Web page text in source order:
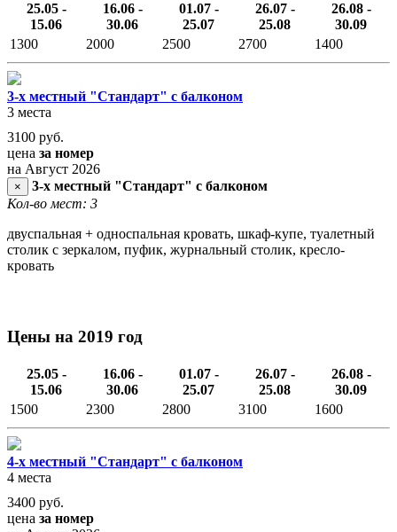
25.05 -
15.06
16.06 -
30.06
01.07 -
25.07
26.07 -
25.08
26.08 -
30.09
1300
2000 2500 2700 1400
3-х местный "Стандарт" с балконом
3 места
3100 руб.
цена за номер
на Август 2026
×
3-х местный "Стандарт" с балконом
Кол-во мест: 3
двуспальная + односпальная кровать, шкаф-купе, туалетный
столик с зеркалом, пуфик, журнальный столик, кресло-
кровать
Цены на 2019 год
25.05 -
15.06
16.06 -
30.06
01.07 -
25.07
26.07 -
25.08
26.08 -
30.09
1500
2300 2800 3100 1600
4-х местный "Стандарт" с балконом
4 места
3400 руб.
цена за номер